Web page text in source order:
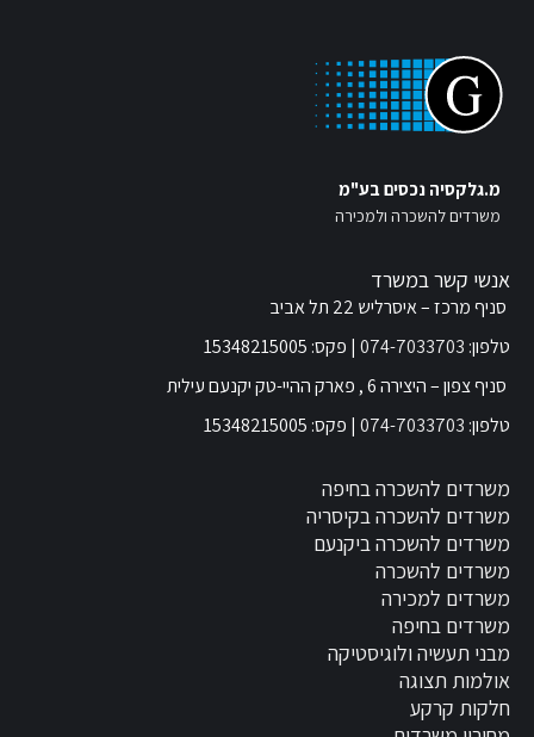
מ.גלקסיה נכסים בע"מ
משרדים להשכרה ולמכירה
אנשי קשר במשרד
סניף מרכז – איסרליש 22 תל אביב
טלפון: 074-7033703 | פקס: 15348215005
סניף צפון – היצירה 6 , פארק ההיי-טק יקנעם עילית
טלפון: 074-7033703 | פקס: 15348215005
משרדים להשכרה בחיפה
משרדים להשכרה בקיסריה
משרדים להשכרה ביקנעם
משרדים להשכרה
משרדים למכירה
משרדים בחיפה
מבני תעשיה ולוגיסטיקה
אולמות תצוגה
חלקות קרקע